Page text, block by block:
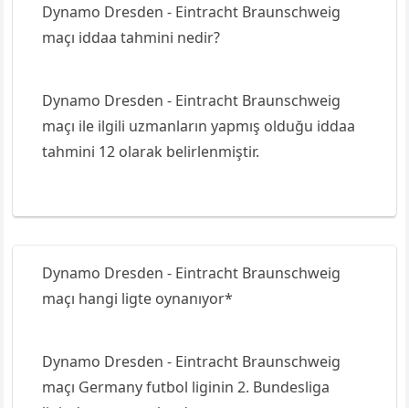
Dynamo Dresden - Eintracht Braunschweig
maçı iddaa tahmini nedir?
Dynamo Dresden - Eintracht Braunschweig
maçı ile ilgili uzmanların yapmış olduğu iddaa
tahmini 12 olarak belirlenmiştir.
Dynamo Dresden - Eintracht Braunschweig
maçı hangi ligte oynanıyor*
Dynamo Dresden - Eintracht Braunschweig
maçı Germany futbol liginin 2. Bundesliga